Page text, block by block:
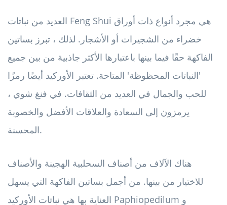
العديد من نباتات Feng Shui هي مجرد أنواع ذات أوراق
خضراء من الشجيرات أو الأشجار. لذلك ، تبرز بساتين
الفاكهة حقًا فيما بينها باعتبارها الأكثر جاذبية من بين جميع
'النباتات المحظوظة' المتاحة. تعتبر الأوركيد أيضًا رمزًا
للحب والجمال في العديد من الثقافات. في فنغ شوي ،
يرمزون إلى السعادة والعلاقات الأفضل والخصوبة
المحسنة.
هناك الآلاف من أصناف السحلبية الهجينة والأصناف
للاختيار من بينها. من أجمل بساتين الفاكهة التي يسهل
العناية بها هي نباتات الأوركيد Paphiopedilum و